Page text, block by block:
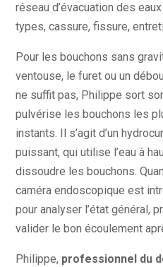
réseau d’évacuation des
types, cassure, fissure,
Pour les bouchons sans
ventouse, le furet ou un
ne suffit pas, Philippe sort
pulvérise les bouchons les
instants. Il s’agit d’un
puissant, qui utilise l’eau à
dissoudre les bouchons.
caméra endoscopique est
pour analyser l’état général,
valider le bon écoulement
Philippe, professionnel du